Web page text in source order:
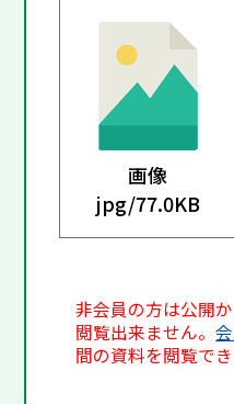
画像
jpg/77.0KB
非会員の方は公開
閲覧出来ません。
間の資料を閲覧でき